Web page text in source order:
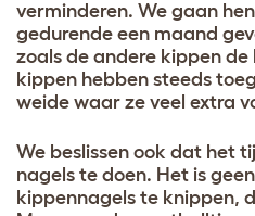
verminderen. We gaan
gedurende een maand
zoals de andere kippen
kippen hebben steeds
weide waar ze veel extra
We beslissen ook dat het
nagels te doen. Het is
kippennagels te knippen,